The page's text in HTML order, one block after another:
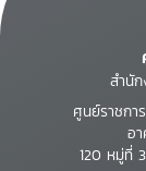
สำนั
ศูนย์ราชกา
อ
120 หมู่ที่